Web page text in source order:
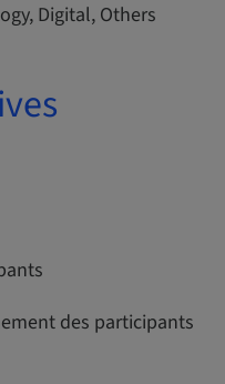
Digital, Others
des participants